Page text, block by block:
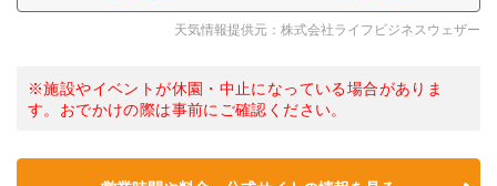
天気情報提供元：株式会社ライフビジネスウェザー
※施設やイベントが休園・中止になっている場合がありま
す。おでかけの際は事前にご確認ください。